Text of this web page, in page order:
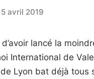
5 avril 2019
lancé la
International de
Lyon bat déjà tous